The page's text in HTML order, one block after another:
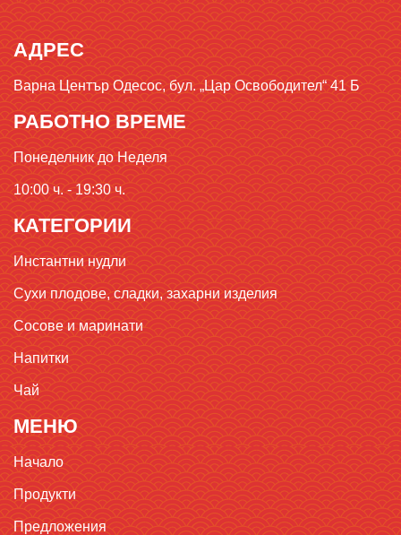
АДРЕС
Варна Център Одесос, бул. „Цар Освободител“ 41 Б
РАБОТНО ВРЕМЕ
Понеделник до Неделя
10:00 ч. - 19:30 ч.
КАТЕГОРИИ
Инстантни нудли
Сухи плодове, сладки, захарни изделия
Сосове и маринати
Напитки
Чай
МЕНЮ
Начало
Продукти
Предложения